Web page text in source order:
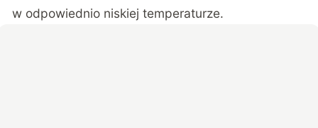
w odpowiednio niskiej temperaturze.